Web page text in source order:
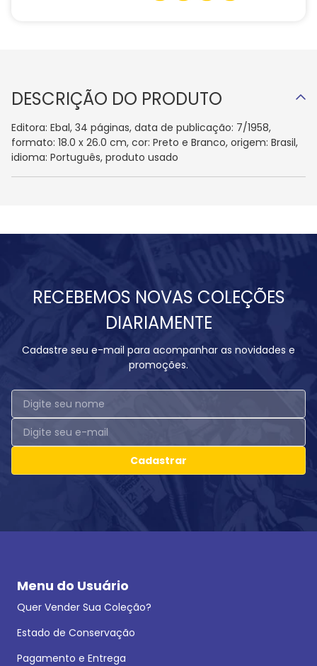
DESCRIÇÃO DO PRODUTO
Editora: Ebal, 34 páginas, data de publicação: 7/1958,
formato: 18.0 x 26.0 cm, cor: Preto e Branco, origem: Brasil,
idioma: Português, produto usado
RECEBEMOS NOVAS COLEÇÕES
DIARIAMENTE
Cadastre seu e-mail para acompanhar as novidades e
promoções.
Cadastrar
Menu do Usuário
Quer Vender Sua Coleção?
Estado de Conservação
Pagamento e Entrega